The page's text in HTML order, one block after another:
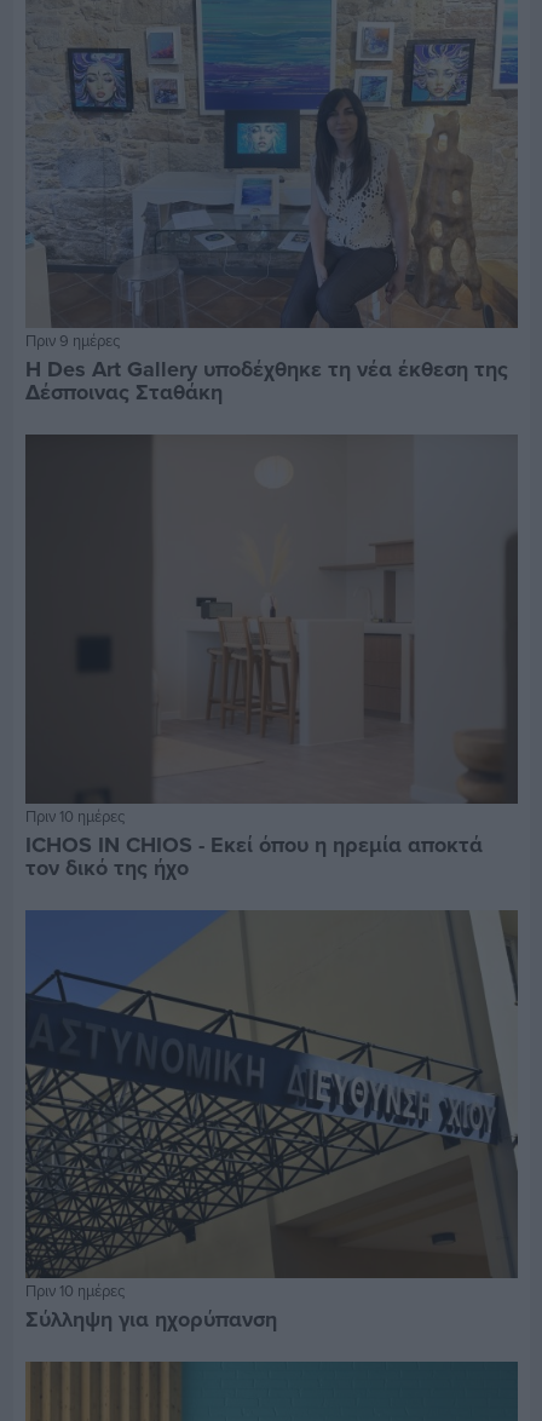
Πριν 9 ημέρες
Η Des Art Gallery υποδέχθηκε τη νέα έκθεση της
Δέσποινας Σταθάκη
Πριν 10 ημέρες
ICHOS IN CHIOS - Εκεί όπου η ηρεμία αποκτά
τον δικό της ήχο
Πριν 10 ημέρες
Σύλληψη για ηχορύπανση